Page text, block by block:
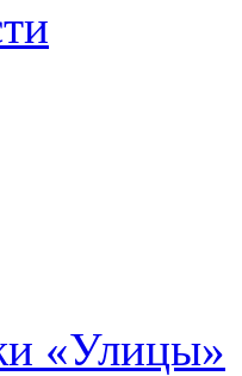
«Улицы»